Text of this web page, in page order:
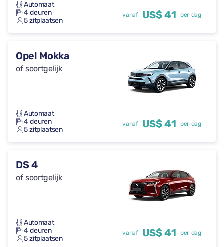
Automaat
4 deuren
5 zitplaatsen
vanaf US$ 41 per dag
Opel Mokka
of soortgelijk
Automaat
4 deuren
5 zitplaatsen
vanaf US$ 41 per dag
DS 4
of soortgelijk
Automaat
4 deuren
5 zitplaatsen
vanaf US$ 41 per dag